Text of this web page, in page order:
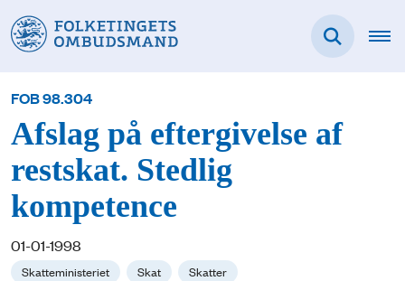
FOB 98.304
Afslag på eftergivelse af
restskat. Stedlig
kompetence
01-01-1998
Skatteministeriet Skat
Skatter